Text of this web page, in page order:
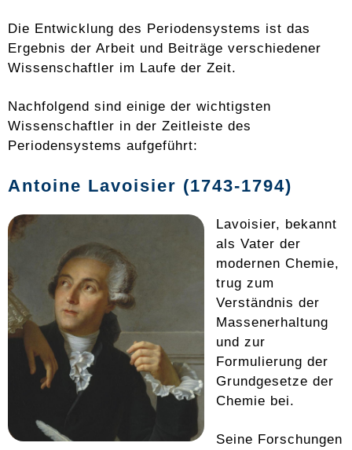
Die Entwicklung des Periodensystems ist das
Ergebnis der Arbeit und Beiträge verschiedener
Wissenschaftler im Laufe der Zeit.
Nachfolgend sind einige der wichtigsten
Wissenschaftler in der Zeitleiste des
Periodensystems aufgeführt:
Antoine Lavoisier (1743-1794)
Lavoisier, bekannt
als Vater der
modernen Chemie,
trug zum
Verständnis der
Massenerhaltung
und zur
Formulierung der
Grundgesetze der
Chemie bei.
Seine Forschungen